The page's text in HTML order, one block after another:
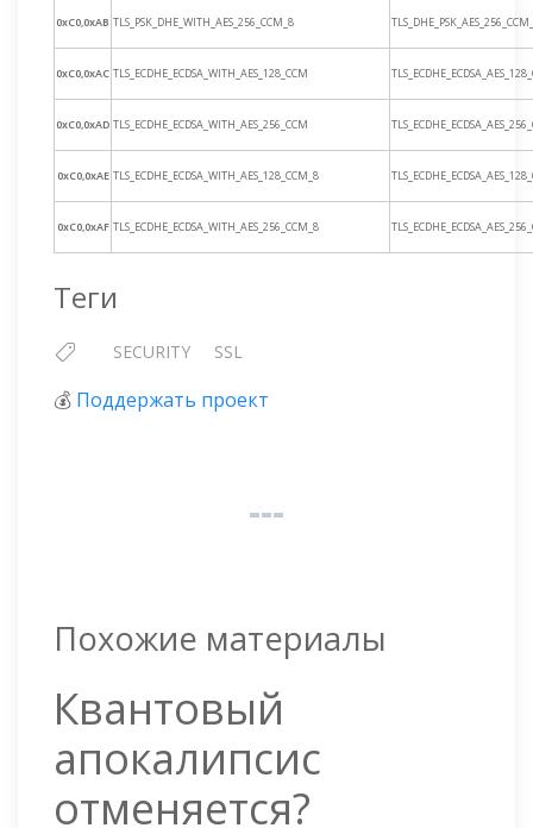
0xC0,0xAB TLS_PSK_DHE_WITH_AES_256_CCM_8
0xC0,0xAC TLS_ECDHE_ECDSA_WITH_AES_128_CCM
0xC0,0xAD TLS_ECDHE_ECDSA_WITH_AES_256_CCM
0xC0,0xAE TLS_ECDHE_ECDSA_WITH_AES_128_CCM_8
0xC0,0xAF TLS_ECDHE_ECDSA_WITH_AES_256_CCM_8
Теги
SECURITY SSL
💰 Поддержать проект
Похожие материалы
Квантовый
апокалипсис
отменяется?